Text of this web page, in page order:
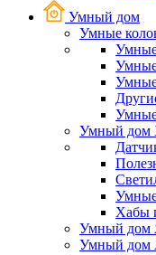
Умный дом
Умные
Умный дом
Хабы
Умный дом
Умный дом